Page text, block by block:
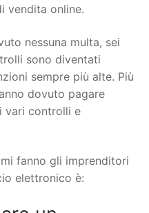
vendita online.
nessuna multa, sei
sono diventati
sempre più alte. Più
dovuto pagare
vari controlli e
fanno gli imprenditori
elettronico è: